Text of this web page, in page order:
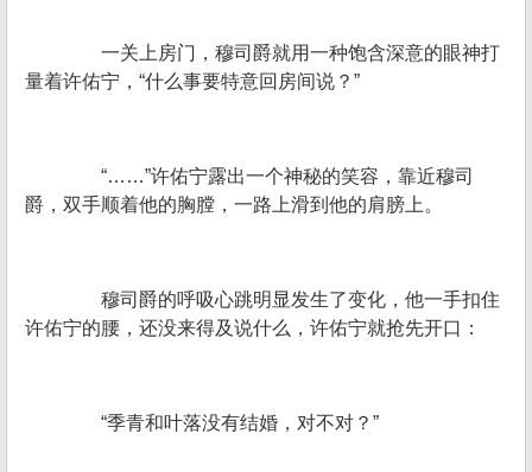
一关上房门，穆司爵就用一种饱含深意的眼神打
量着许佑宁，“什么事要特意回房间说？”
“……”许佑宁露出一个神秘的笑容，靠近穆司
爵，双手顺着他的胸膛，一路上滑到他的肩膀上。
穆司爵的呼吸心跳明显发生了变化，他一手扣住
许佑宁的腰，还没来得及说什么，许佑宁就抢先开口：
“季青和叶落没有结婚，对不对？”